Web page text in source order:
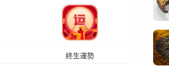
終生運勢